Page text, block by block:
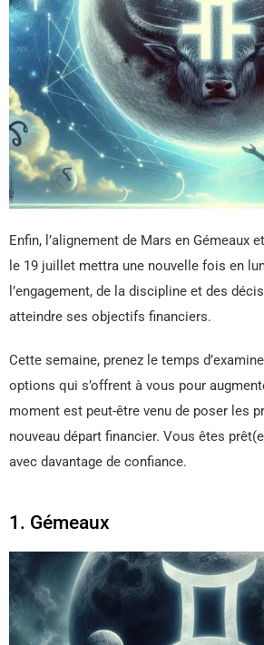
Enfin, l’alignement de Mars en Gémeaux
le 19 juillet mettra une nouvelle fois en
l’engagement, de la discipline et des
atteindre ses objectifs financiers.
Cette semaine, prenez le temps
options qui s’offrent à vous pour
moment est peut-être venu de poser les
nouveau départ financier. Vous êtes
avec davantage de confiance.
1. Gémeaux